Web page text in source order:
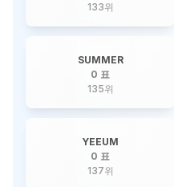
133위
SUMMER
0 표
135위
YEEUM
0 표
137위